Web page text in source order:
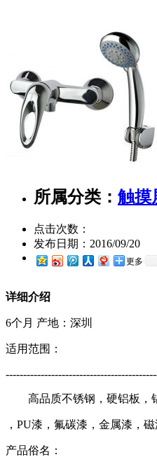
所属分类： 触摸
点击次数：
发布日期： 2016/09/20
更多
详细介绍
6个月 产地：深圳
适用范围：
高品质不锈钢，硬铝板，铝
，PU漆，氟碳漆，金属漆，磁
产品俗名：